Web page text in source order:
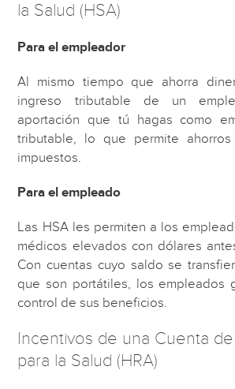
la Salud (HSA)
Para el empleador
Al mismo tiempo que ahorra
ingreso tributable de un
aportación que tú hagas como
tributable, lo que permite
impuestos.
Para el empleado
Las HSA les permiten a los
médicos elevados con dólares
Con cuentas cuyo saldo se
que son portátiles, los empleados
control de sus beneficios.
Incentivos de una Cuenta
para la Salud (HRA)